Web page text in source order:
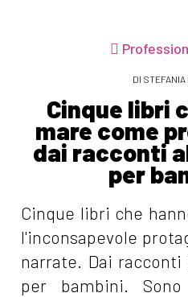
DI STEFANIA
Cinque libri
mare come
dai racconti
per
Cinque libri che
l'inconsapevole
narrate. Dai racconti
per bambini.